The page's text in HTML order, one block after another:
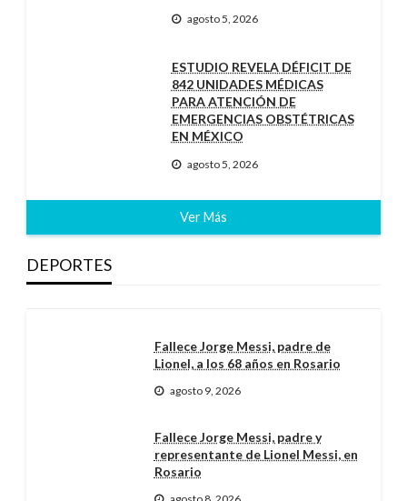
agosto 5, 2026
ESTUDIO REVELA DÉFICIT DE
842 UNIDADES MÉDICAS
PARA ATENCIÓN DE
EMERGENCIAS OBSTÉTRICAS
EN MÉXICO
agosto 5, 2026
Ver Más
DEPORTES
Fallece Jorge Messi, padre de
Lionel, a los 68 años en Rosario
agosto 9, 2026
Fallece Jorge Messi, padre y
representante de Lionel Messi, en
Rosario